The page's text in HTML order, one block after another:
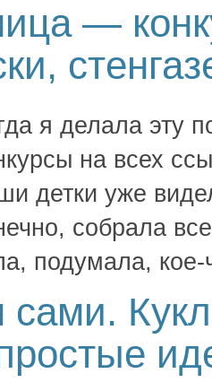
—
я делала эту
на всех
детки уже
собрала
подумала,
сами.